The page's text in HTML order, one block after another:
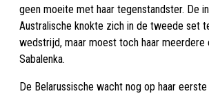
geen moeite met haar tegenstandster. De
Australische knokte zich in de tweede set
wedstrijd, maar moest toch haar meerdere
Sabalenka.
De Belarussische wacht nog op haar